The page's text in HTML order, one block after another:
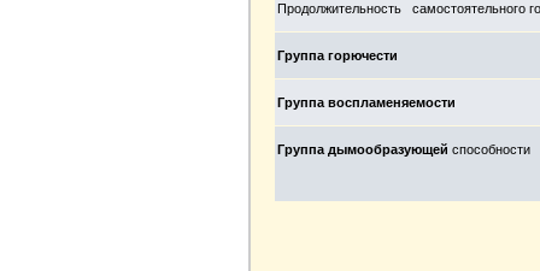
Продолжительность самостоятельного
Группа горючести
Группа воспламеняемости
Группа дымообразующей способности